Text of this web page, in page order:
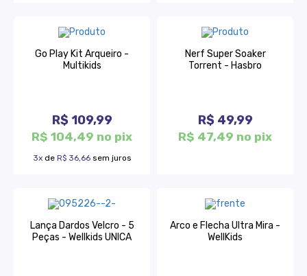
Go Play Kit Arqueiro -
Multikids
R$ 109,99
R$ 104,49 no pix
3xde R$ 36,66 sem juros
Nerf Super Soaker
Torrent - Hasbro
R$ 49,99
R$ 47,49 no pix
Lança Dardos Velcro - 5
Peças - Wellkids UNICA
Arco e Flecha Ultra Mira -
WellKids